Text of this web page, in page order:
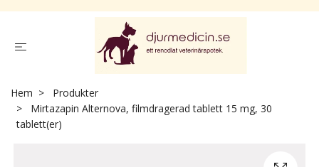
Hem
Produkter
Mirtazapin Alternova, filmdragerad tablett 15 mg, 30
tablett(er)